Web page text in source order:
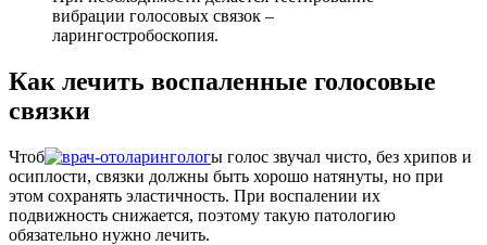
вибрации голосовых связок –
ларингостробоскопия.
Как лечить воспаленные голосовые
связки
Чтоб
ы голос звучал чисто, без хрипов и
осиплости, связки должны быть хорошо натянуты, но при
этом сохранять эластичность. При воспалении их
подвижность снижается, поэтому такую патологию
обязательно нужно лечить.